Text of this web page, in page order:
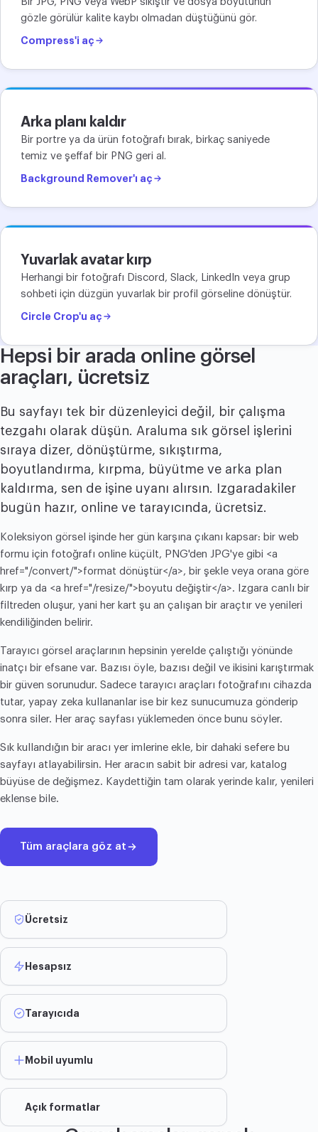
gözle görülür kalite kaybı olmadan düştüğünü gör.
Compress'i aç
Arka planı kaldır
Bir portre ya da ürün fotoğrafı bırak, birkaç saniyede
temiz ve şeffaf bir PNG geri al.
Background Remover'ı aç
Yuvarlak avatar kırp
Herhangi bir fotoğrafı Discord, Slack, LinkedIn veya grup
sohbeti için düzgün yuvarlak bir profil görseline dönüştür.
Circle Crop'u aç
Hepsi bir arada online görsel
araçları, ücretsiz
Bu sayfayı tek bir düzenleyici değil, bir çalışma
tezgahı olarak düşün. Araluma sık görsel işlerini
sıraya dizer, dönüştürme, sıkıştırma,
boyutlandırma, kırpma, büyütme ve arka plan
kaldırma, sen de işine uyanı alırsın. Izgaradakiler
bugün hazır, online ve tarayıcında, ücretsiz.
Koleksiyon görsel işinde her gün karşına çıkanı kapsar: bir web
formu için fotoğrafı online küçült, PNG'den JPG'ye gibi <a
href="/convert/">format dönüştür</a>, bir şekle veya orana göre
kırp ya da <a href="/resize/">boyutu değiştir</a>. Izgara canlı bir
filtreden oluşur, yani her kart şu an çalışan bir araçtır ve yenileri
kendiliğinden belirir.
Tarayıcı görsel araçlarının hepsinin yerelde çalıştığı yönünde
inatçı bir efsane var. Bazısı öyle, bazısı değil ve ikisini karıştırmak
bir güven sorunudur. Sadece tarayıcı araçları fotoğrafını cihazda
tutar, yapay zeka kullananlar ise bir kez sunucumuza gönderip
sonra siler. Her araç sayfası yüklemeden önce bunu söyler.
Sık kullandığın bir aracı yer imlerine ekle, bir dahaki sefere bu
sayfayı atlayabilirsin. Her aracın sabit bir adresi var, katalog
büyüse de değişmez. Kaydettiğin tam olarak yerinde kalır, yenileri
eklense bile.
Tüm araçlara göz at
Ücretsiz
Hesapsız
Tarayıcıda
Mobil uyumlu
Açık formatlar